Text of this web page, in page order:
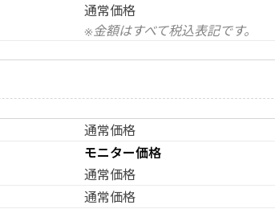
通常価格
※金額はすべて税込表記です。
通常価格
モニター価格
通常価格
通常価格